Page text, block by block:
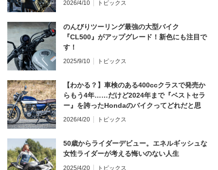
2026/4/10 トピックス
のんびりツーリング最強の大型バイク
『CL500』がアップグレード！新色にも注目で
す！
2025/9/10 トピックス
【わかる？】車検のある400ccクラスで発売か
らもう4年……だけど2024年まで『ベストセラ
ー』を誇ったHondaのバイクってどれだと思
う？
2026/4/20 トピックス
50歳からライダーデビュー。エネルギッシュな
女性ライダーが考える悔いのない人生
2025/4/20 トピックス